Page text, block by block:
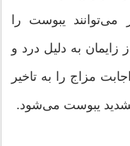
یبوست را
زایمان به دلیل درد و
مزاج را به تاخیر
یبوست می‌شود.